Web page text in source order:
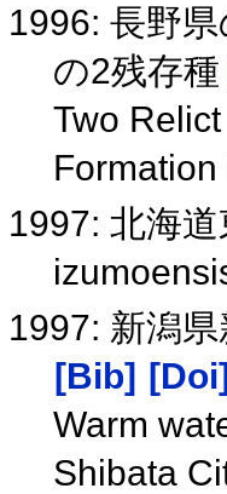
1996: 長野
の2残存種
Two
1997: 北海
1997: 新潟
[Bib]
Warm
Shibata